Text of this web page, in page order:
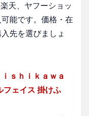
天、ヤフーショッ
能です。価格・在
先を選びましょ
ｓｈｉｋａｗａ
フェイス 掛けふ